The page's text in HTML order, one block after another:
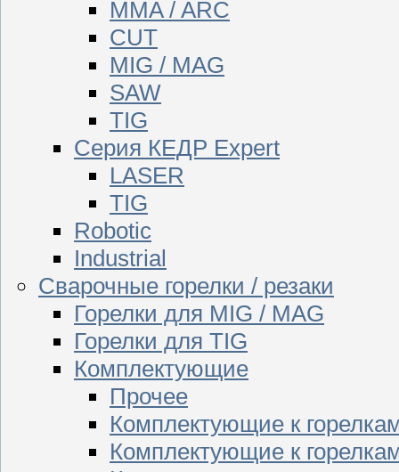
MMA / ARC
CUT
MIG / MAG
SAW
TIG
Серия КЕДР Expert
LASER
TIG
Robotic
Industrial
Сварочные горелки / резаки
Горелки для MIG / MAG
Горелки для TIG
Комплектующие
Прочее
Комплектующие к
Комплектующие к